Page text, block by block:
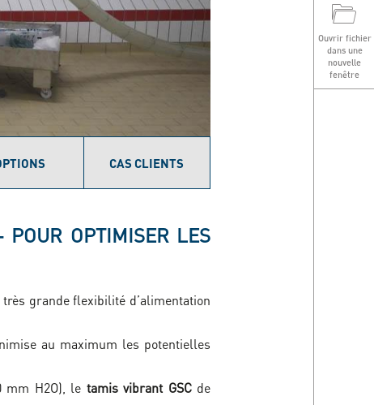
Ouvrir fichier
dans une
nouvelle
fenêtre
CAS CLIENTS
OPTIMISER LES
grande flexibilité d’alimentation
au maximum les potentielles
mm H2O), le tamis vibrant GSC de